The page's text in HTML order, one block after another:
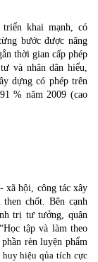
khai mạnh, có
bước được nâng
thời gian cấp phép
và nhân dân hiểu,
dựng có phép trên
% năm 2009 (cao
xã hội, công tác xây
chốt. Bên cạnh
trị tư tưởng, quận
tập và làm theo
rèn luyện phẩm
huy hiệu qủa tích cực